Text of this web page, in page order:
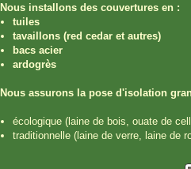
Nous installons des couvertures en :
tuiles
tavaillons (red cedar et autres)
bacs acier
ardogrès
Nous assurons la pose d'isolation
écologique (laine de bois, ouate de
traditionnelle (laine de verre, laine de